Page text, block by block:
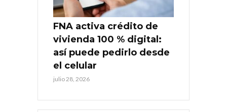
FNA activa crédito de
vivienda 100 % digital:
así puede pedirlo desde
el celular
julio 28, 2026